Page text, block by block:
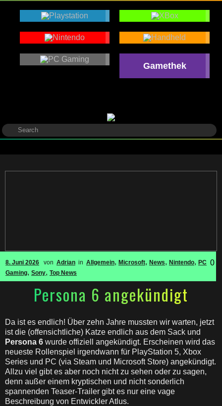
Gamethek
8. Juni 2026 von Adrian in Allgemein, Microsoft, News, Nintendo, PC
Gaming, Sony, Top News
0
Persona 6 angekündigt
Da ist es endlich! Über zehn Jahre mussten wir warten, jetzt
ist die (offensichtliche) Katze endlich aus dem Sack und
Persona 6 wurde offiziell angekündigt. Erscheinen wird das
neueste Rollenspiel irgendwann für PlayStation 5, Xbox
Series und PC (via Steam und Microsoft Store) angekündigt.
Allzu viel gibt es aber noch nicht zu sehen oder zu sagen,
denn außer einem kryptischen und nicht sonderlich
spannenden Teaser-Trailer gibt es nur eine vage
Beschreibung von Entwickler Atlus.